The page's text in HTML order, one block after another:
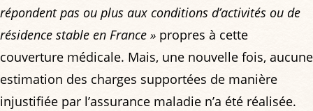
répondent pas ou plus aux conditions d’activités ou de
résidence stable en France » propres à cette
couverture médicale. Mais, une nouvelle fois, aucune
estimation des charges supportées de manière
injustifiée par l’assurance maladie n’a été réalisée.